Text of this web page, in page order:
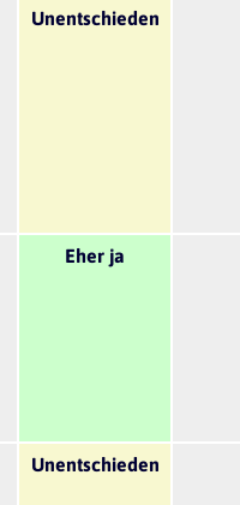
Unentschieden
Eher ja
Unentschieden